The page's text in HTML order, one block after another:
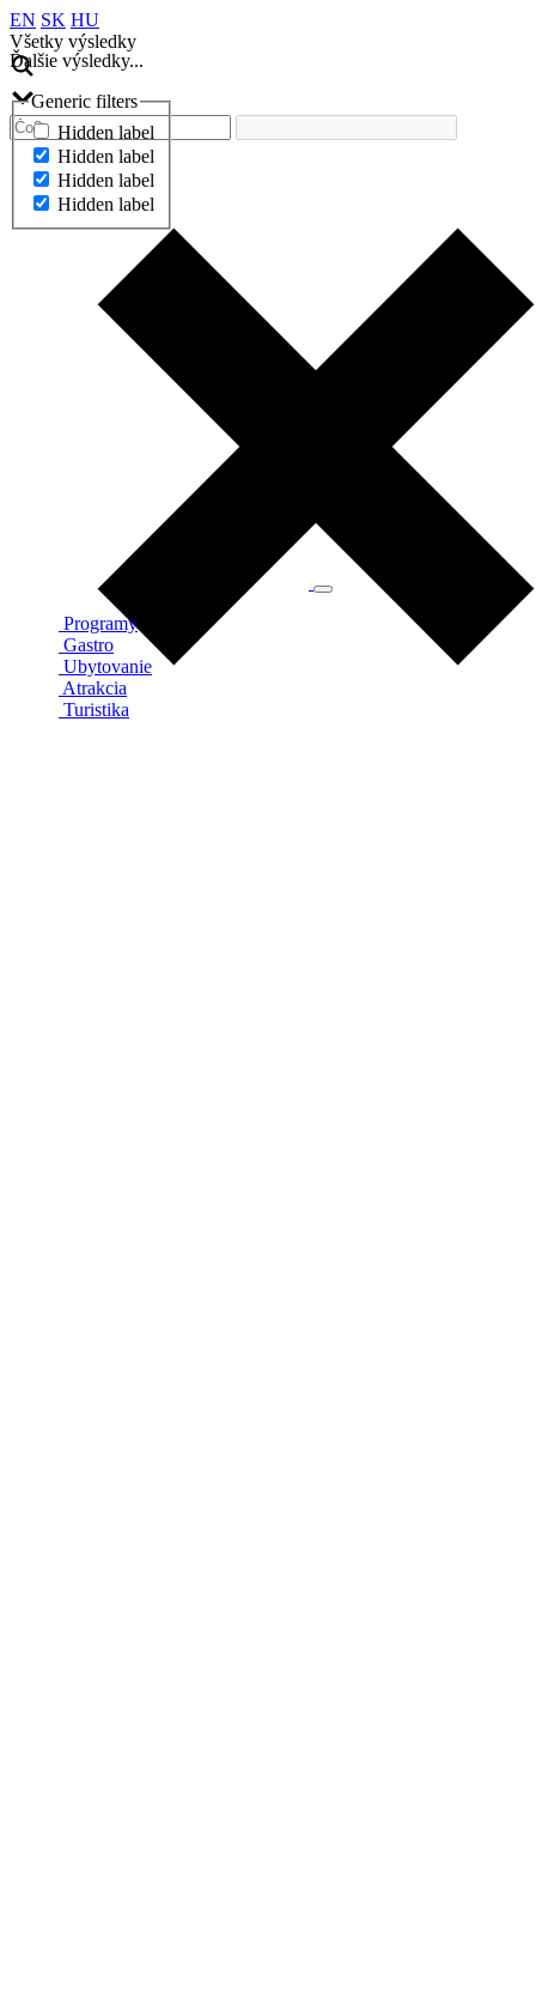
EN SK HU
Všetky výsledky
Ďalšie výsledky...
Generic filters
Hidden label
Hidden label
Hidden label
Hidden label
Ďalšie výsledky...
Programy
Gastro
Ubytovanie
Atrakcia
Turistika